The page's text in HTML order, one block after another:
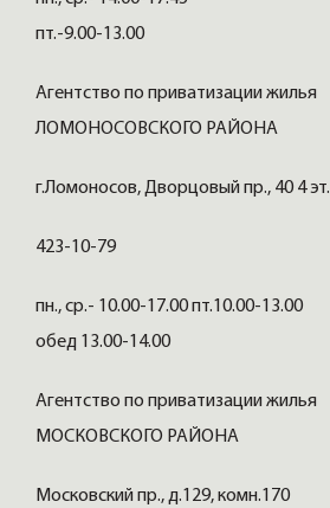
пт.-9.00-13.00
Агентство по приватизации жилья
ЛОМОНОСОВСКОГО РАЙОНА
г.Ломоносов, Дворцовый пр., 40 4 эт.
423-10-79
пн., ср.- 10.00-17.00 пт.10.00-13.00
обед 13.00-14.00
Агентство по приватизации жилья
МОСКОВСКОГО РАЙОНА
Московский пр., д.129, комн.170